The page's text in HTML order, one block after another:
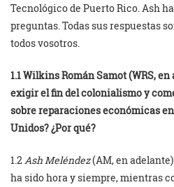
Tecnológico de Puerto Rico. Ash
preguntas. Todas sus respuestas
todos vosotros.
1.1 Wilkins Román Samot (WRS,
exigir el fin del colonialismo y
sobre reparaciones económicas
Unidos? ¿Por qué?
1.2 Ash Meléndez(AM, en
ha sido hora y siempre, mientras